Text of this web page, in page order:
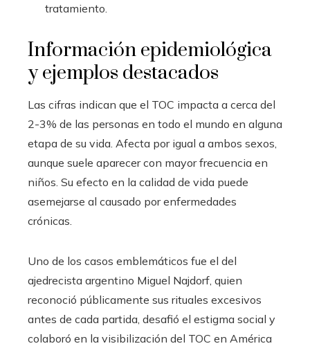
tratamiento.
Información epidemiológica
y ejemplos destacados
Las cifras indican que el TOC impacta a cerca del
2-3% de las personas en todo el mundo en alguna
etapa de su vida. Afecta por igual a ambos sexos,
aunque suele aparecer con mayor frecuencia en
niños. Su efecto en la calidad de vida puede
asemejarse al causado por enfermedades
crónicas.
Uno de los casos emblemáticos fue el del
ajedrecista argentino Miguel Najdorf, quien
reconoció públicamente sus rituales excesivos
antes de cada partida, desafió el estigma social y
colaboró en la visibilización del TOC en América